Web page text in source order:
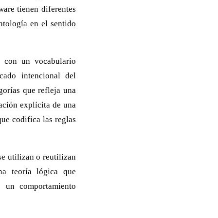
tienen diferentes
en el sentido
con un vocabulario
intencional del
que refleja una
explícita de una
codifica las reglas
utilizan o reutilizan
teoría lógica que
comportamiento